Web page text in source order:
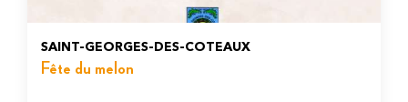
SAINT-GEORGES-DES-COTEAUX
Fête du melon